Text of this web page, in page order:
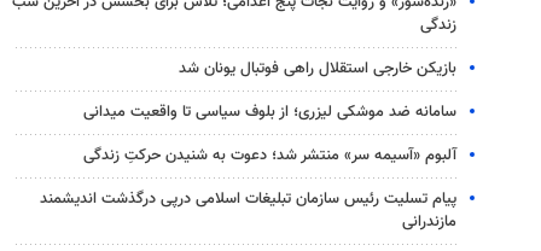
زندگی
بازیکن خارجی استقلال راهی فوتبال یونان شد
سامانه ضد موشکی لیزری؛ از بلوف سیاسی تا واقعیت میدانی
آلبوم «آسیمه سر» منتشر شد؛ دعوت به شنیدن حرکتِ زندگی
پیام تسلیت رئیس سازمان تبلیغات اسلامی درپی درگذشت اندیشمند
مازندرانی